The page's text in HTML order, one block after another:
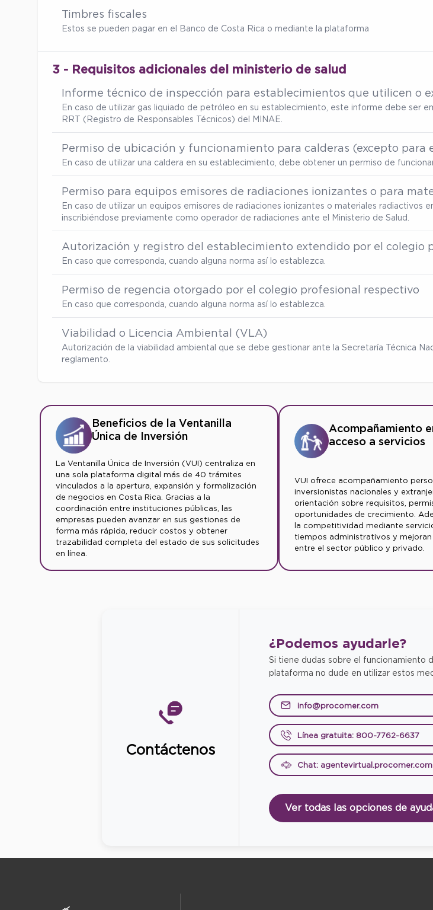
Timbres fiscales
Estos se pueden pagar en el Banco de Costa Rica o mediante la plataforma
3 - Requisitos adicionales del ministerio de salud
Informe técnico de inspección para establecimientos que utilicen o
En caso de utilizar gas liquiado de petróleo en su establecimiento, este informe debe ser
RRT (Registro de Responsables Técnicos) del MINAE.
Permiso de ubicación y funcionamiento para calderas (excepto
En caso de utilizar una caldera en su establecimiento, debe obtener un permiso de
Permiso para equipos emisores de radiaciones ionizantes o para
En caso de utilizar un equipos emisores de radiaciones ionizantes o materiales radiactivos
inscribiéndose previamente como operador de radiaciones ante el Ministerio de Salud.
Autorización y registro del establecimiento extendido por el colegio
En caso que corresponda, cuando alguna norma así lo establezca.
Permiso de regencia otorgado por el colegio profesional respectivo
En caso que corresponda, cuando alguna norma así lo establezca.
Viabilidad o Licencia Ambiental (VLA)
Autorización de la viabilidad ambiental que se debe gestionar ante la Secretaría Técnica
reglamento.
Beneficios de la Ventanilla
Única de Inversión
La Ventanilla Única de Inversión (VUI) centraliza en
una sola plataforma digital más de 40 trámites
vinculados a la apertura, expansión y formalización
de negocios en Costa Rica. Gracias a la
coordinación entre instituciones públicas, las
empresas pueden avanzar en sus gestiones de
forma más rápida, reducir costos y obtener
trazabilidad completa del estado de sus solicitudes
en línea.
Acompañamiento
acceso a servicios
VUI ofrece acompañamiento
inversionistas nacionales y
orientación sobre requisitos,
oportunidades de crecimiento.
la competitividad mediante
tiempos administrativos y
entre el sector público y privado.
Contáctenos
¿Podemos ayudarle?
Si tiene dudas sobre el funcionamiento
plataforma no dude en utilizar estos
info@procomer.com
Línea gratuita: 800-7762-6637
Chat: agentevirtual.procomer.com
Ver todas las opciones de